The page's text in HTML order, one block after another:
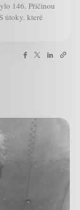
146. Příčinou
útoky, které